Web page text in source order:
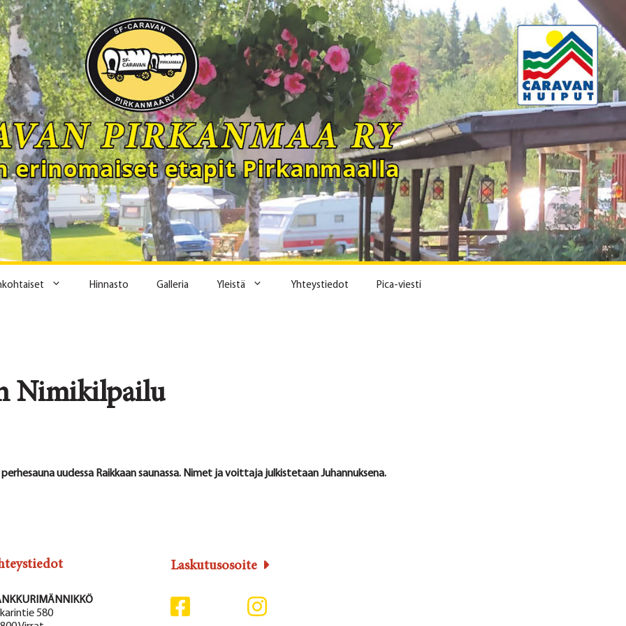
Hinnasto Galleria Yleistä Yhteystiedot Pica-viesti
Nimikilpailu
uudessa Raikkaan saunassa. Nimet ja voittaja julkistetaan Juhannuksena.
580
Laskutusosoite